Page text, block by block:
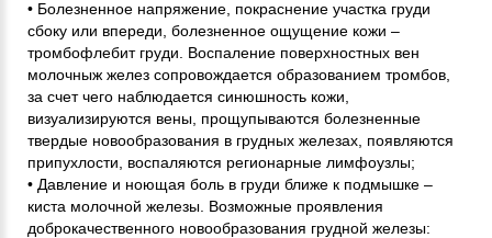
• Болезненное напряжение, покраснение участка груди
сбоку или впереди, болезненное ощущение кожи –
тромбофлебит груди. Воспаление поверхностных вен
молочныж желез сопровождается образованием тромбов,
за счет чего наблюдается синюшность кожи,
визуализируются вены, прощупываются болезненные
твердые новообразования в грудных железах, появляются
припухлости, воспаляются регионарные лимфоузлы;
• Давление и ноющая боль в груди ближе к подмышке –
киста молочной железы. Возможные проявления
доброкачественного новообразования грудной железы: